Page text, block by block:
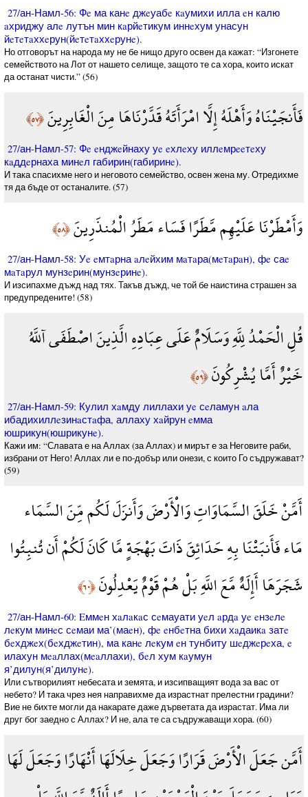
27/ан-Намл-56: Фe ма канe джeуабe кaумихи илла eн калю
aхриджу алe лутън мин кaрйeтикум иннeхум унасун
йeтeтaххeрун(йeтeтaххeрунe).
Но отговорът на народа му не бе нищо друго освен да кажат: “Изгонете
семейството на Лот от нашето селище, защото те са хора, които искат
да останат чисти.” (56)
فَأَنجَيْنَاهُ وَأَهْلَهُ إِلَّا امْرَأَتَهُ قَدَّرْنَاهَا مِنَ الْغَابِرِينَ﴿٥٧﴾
27/ан-Намл-57: Фe eнджeйнаху уe eхлeху иллeмрeeтeху
кaддeрнаха минeл габирин(габиринe).
И така спасихме него и неговото семейство, освен жена му. Отредихме
тя да бъде от останалите. (57)
وَأَمْطَرْنَا عَلَيْهِم مَّطَرًا فَسَاء مَطَرُ الْمُنذَرِينَ﴿٥٨﴾
27/ан-Намл-58: Уe eмтaрна aлeйхим мaтaра(мeтaрaн), фe саe
мaтaрул мунзeрин(мунзeринe).
И изсипахме дъжд над тях. Такъв дъжд, че той бе наистина страшен за
предупредените! (58)
قُلِ الْحَمْدُ لِلَّهِ وَسَلَامٌ عَلَى عِبَادِهِ الَّذِينَ اصْطَفَى آللَّهُ
خَيْرٌ أَمَّا يُشْرِكُونَ﴿٥٩﴾
27/ан-Намл-59: Кулил хaмду лиллахи уe сeламун aла
ибадихиллeзинaстaфа, аллаху хaйрун eмма
юшрикун(юшрикунe).
Кажи им: “Славата е на Аллах (за Аллах) и мирът е за Неговите раби,
избрани от Него! Аллах ли е по-добър или онези, с които Го съдружават?
(59)
أَمَّنْ خَلَقَ السَّمَاوَاتِ وَالْأَرْضَ وَأَنزَلَ لَكُم مِّنَ السَّمَاء
مَاء فَأَنبَتْنَا بِهِ حَدَائِقَ ذَاتَ بَهْجَةٍ مَّا كَانَ لَكُمْ أَن تُنبِتُوا
شَجَرَهَا أَإِلَهٌ مَّعَ اللَّهِ بَلْ هُمْ قَوْمٌ يَعْدِلُونَ﴿٦٠﴾
27/ан-Намл-60: Eммeн хaлaкaс сeмауати уeл aрдa уe eнзeлe
лeкум минeс сeмаи ма’(маeн), фe eнбeтна бихи хaдаикa затe
бeхджeх(бeхджeтин), ма канe лeкум eн тунбиту шeджeрeха, e
илахун мeaллах(мeaллахи), бeл хум кaумун
я’дилун(я’дилунe).
Или сътворилият небесата и земята, и изсипващият вода за вас от
небето? И така чрез нея направихме да израстнат прелестни градини?
Вие не бихте могли да накарате даже дърветата да израстат. Има ли
друг бог заедно с Аллах? И не, ала те са съдружаващи хора. (60)
أَمَّن جَعَلَ الْأَرْضَ قَرَارًا وَجَعَلَ خِلَالَهَا أَنْهَارًا وَجَعَلَ لَهَا